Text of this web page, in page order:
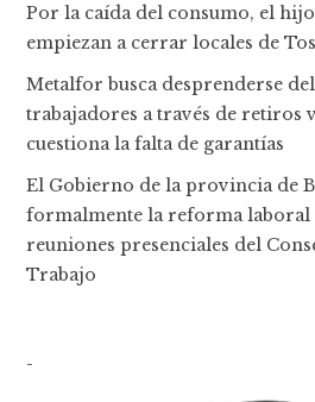
Por la caída del consumo, el
empiezan a cerrar locales de
Metalfor busca desprenderse del
trabajadores a través de retiros
cuestiona la falta de garantías
El Gobierno de la provincia de
formalmente la reforma laboral
reuniones presenciales del
Trabajo
-